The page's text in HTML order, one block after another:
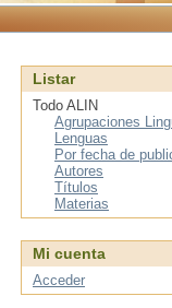
Listar
Todo ALIN
Agrupaciones
Lenguas
Por fecha de
Autores
Títulos
Materias
Mi cuenta
Acceder